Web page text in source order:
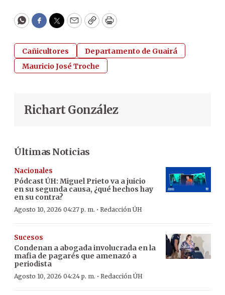
WhatsApp
Facebook
Twitter
EmailCopyPrint
Cañicultores
Departamento de Guairá
Mauricio José Troche
Richart González
Últimas Noticias
Nacionales
Pódcast ÚH: Miguel Prieto va a juicio
en su segunda causa, ¿qué hechos hay
en su contra?
Agosto 10, 2026 04:27 p. m. · Redacción ÚH
Sucesos
Condenan a abogada involucrada en la
mafia de pagarés que amenazó a
periodista
Agosto 10, 2026 04:24 p. m. · Redacción ÚH